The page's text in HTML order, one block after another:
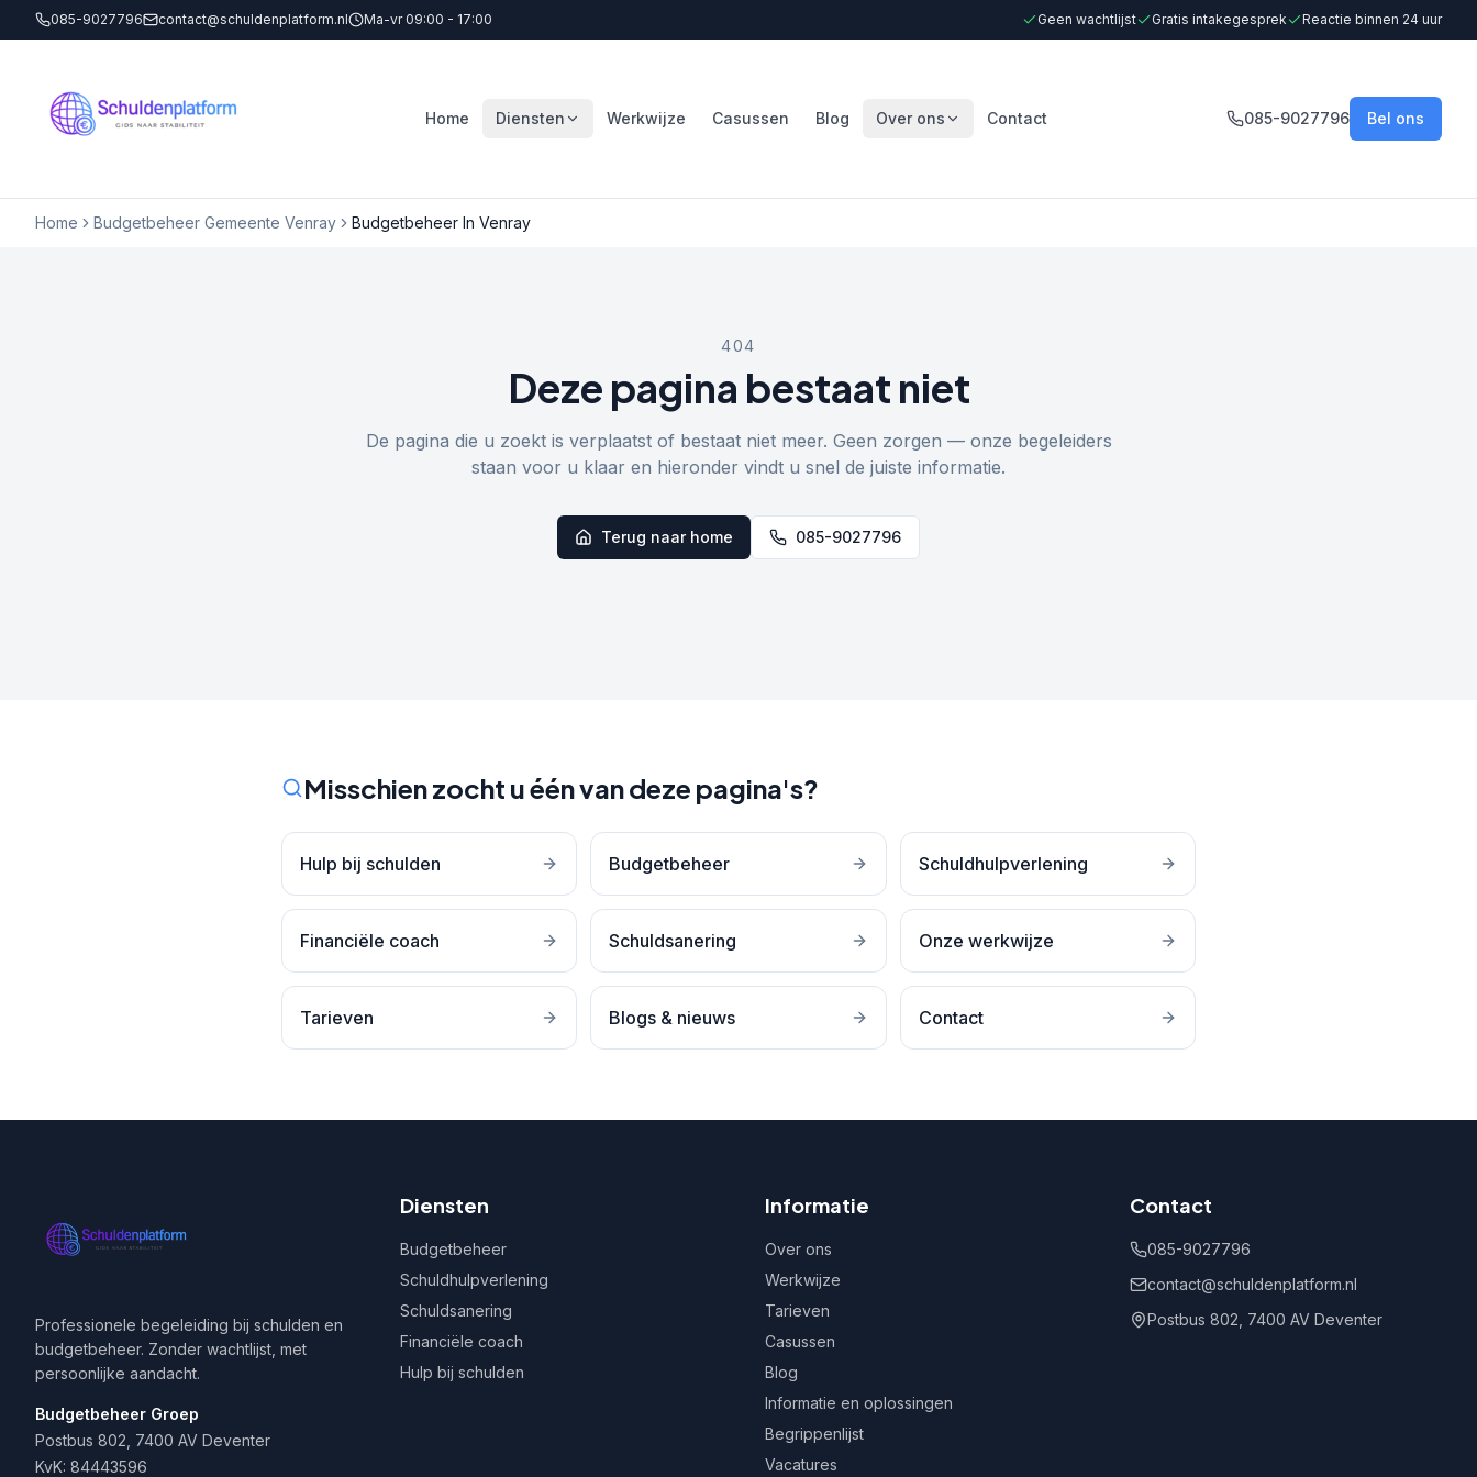
085-9027796 contact@schuldenplatform.nl Ma-vr 09:00 - 17:00 Geen wachtlijst Gratis intakegesprek Reactie binnen 24 uur
Home Diensten Werkwijze Casussen Blog Over ons Contact 085-9027796 Bel ons
Home Budgetbeheer Gemeente Venray Budgetbeheer In Venray
404
Deze pagina bestaat niet
De pagina die u zoekt is verplaatst of bestaat niet meer. Geen zorgen — onze begeleiders
staan voor u klaar en hieronder vindt u snel de juiste informatie.
Terug naar home 085-9027796
Misschien zocht u één van deze pagina's?
Hulp bij schulden Budgetbeheer Schuldhulpverlening
Financiële coach Schuldsanering Onze werkwijze
Tarieven Blogs & nieuws Contact
Professionele begeleiding bij schulden en
budgetbeheer. Zonder wachtlijst, met
persoonlijke aandacht.
Budgetbeheer Groep
Postbus 802, 7400 AV Deventer
KvK: 84443596
Diensten
Budgetbeheer
Schuldhulpverlening
Schuldsanering
Financiële coach
Hulp bij schulden
Informatie
Over ons
Werkwijze
Tarieven
Casussen
Blog
Informatie en oplossingen
Begrippenlijst
Vacatures
Contact
085-9027796
contact@schuldenplatform.nl
Postbus 802, 7400 AV Deventer